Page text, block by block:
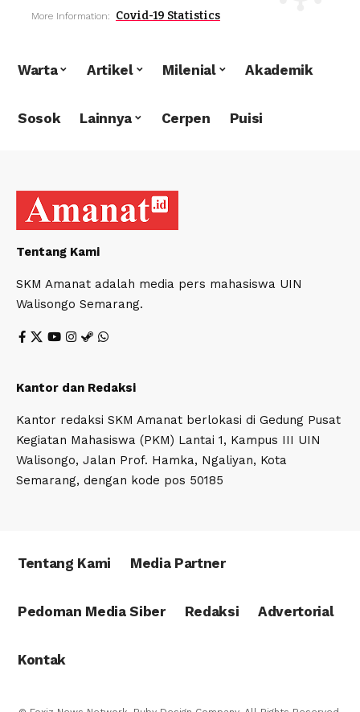
More Information: Covid-19 Statistics
Warta Artikel Milenial Akademik
Sosok Lainnya Cerpen Puisi
Tentang Kami
SKM Amanat adalah media pers mahasiswa UIN
Walisongo Semarang.
Kantor dan Redaksi
Kantor redaksi SKM Amanat berlokasi di Gedung Pusat
Kegiatan Mahasiswa (PKM) Lantai 1, Kampus III UIN
Walisongo, Jalan Prof. Hamka, Ngaliyan, Kota
Semarang, dengan kode pos 50185
Tentang Kami Media Partner
Pedoman Media Siber Redaksi Advertorial
Kontak